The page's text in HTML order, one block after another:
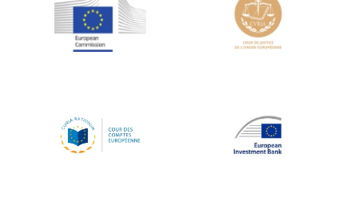
Jean-Louis Schiltz
Jean-Victor Louis
Johnny Åkerholm